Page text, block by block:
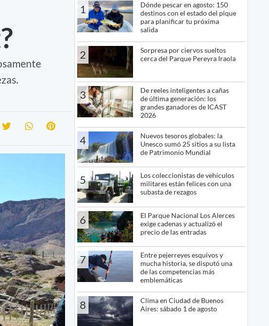
1
Dónde pescar en agosto: 150
destinos con el estado del pique
para planificar tu próxima
salida
2
Sorpresa por ciervos sueltos
cerca del Parque Pereyra Iraola
3
De reeles inteligentes a cañas
de última generación: los
grandes ganadores de ICAST
2026
4
Nuevos tesoros globales: la
Unesco sumó 25 sitios a su lista
de Patrimonio Mundial
5
Los coleccionistas de vehículos
militares están felices con una
subasta de rezagos
6
El Parque Nacional Los Alerces
exige cadenas y actualizó el
precio de las entradas
7
Entre pejerreyes esquivos y
mucha historia, se disputó una
de las competencias más
emblemáticas
8
Clima en Ciudad de Buenos
Aires: sábado 1 de agosto